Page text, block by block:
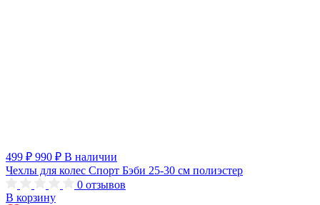
499 ₽ 990 ₽ В наличии
Чехлы для колес Спорт Бэби 25-30 см полиэстер
0 отзывов
В корзину